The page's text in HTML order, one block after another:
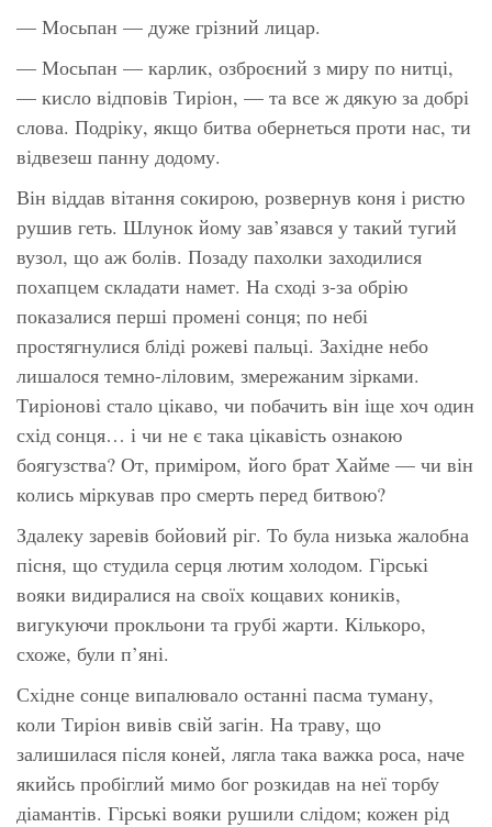
— Мосьпан — дуже грізний лицар.
— Мосьпан — карлик, озброєний з миру по нитці,
— кисло відповів Тиріон, — та все ж дякую за добрі
слова. Подріку, якщо битва обернеться проти нас, ти
відвезеш панну додому.
Він віддав вітання сокирою, розвернув коня і ристю
рушив геть. Шлунок йому зав’язався у такий тугий
вузол, що аж болів. Позаду пахолки заходилися
похапцем складати намет. На сході з-за обрію
показалися перші промені сонця; по небі
простягнулися бліді рожеві пальці. Західне небо
лишалося темно-ліловим, змережаним зірками.
Тиріонові стало цікаво, чи побачить він іще хоч один
схід сонця… і чи не є така цікавість ознакою
боягузства? От, приміром, його брат Хайме — чи він
колись міркував про смерть перед битвою?
Здалеку заревів бойовий ріг. То була низька жалобна
пісня, що студила серця лютим холодом. Гірські
вояки видиралися на своїх кощавих коників,
вигукуючи прокльони та грубі жарти. Кількоро,
схоже, були п’яні.
Східне сонце випалювало останні пасма туману,
коли Тиріон вивів свій загін. На траву, що
залишилася після коней, лягла така важка роса, наче
якийсь пробіглий мимо бог розкидав на неї торбу
діамантів. Гірські вояки рушили слідом; кожен рід